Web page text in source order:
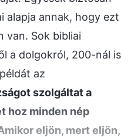
alapja annak, hogy ezt
van. Sok bibliai
a dolgokról, 200-nál is
az
szolgáltat a
hoz minden nép
eljön, mert eljön,